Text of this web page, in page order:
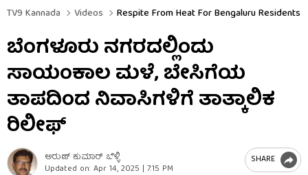
TV9 Kannada
Videos Respite From Heat For Bengaluru Residents
ಬೆಂಗಳೂರು ನಗರದಲ್ಲಿಂದು
ಸಾಯಂಕಾಲ ಮಳೆ, ಬೇಸಿಗೆಯ
ತಾಪದಿಂದ ನಿವಾಸಿಗಳಿಗೆ ತಾತ್ಕಾಲಿಕ
ರಿಲೀಫ್
ಅರುಣ್​ ಕುಮಾರ್​ ಬೆಳ್ಳಿ
Updated on: Apr 14, 2025 | 7:15 PM
SHARE